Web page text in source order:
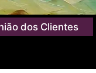
dos Clientes